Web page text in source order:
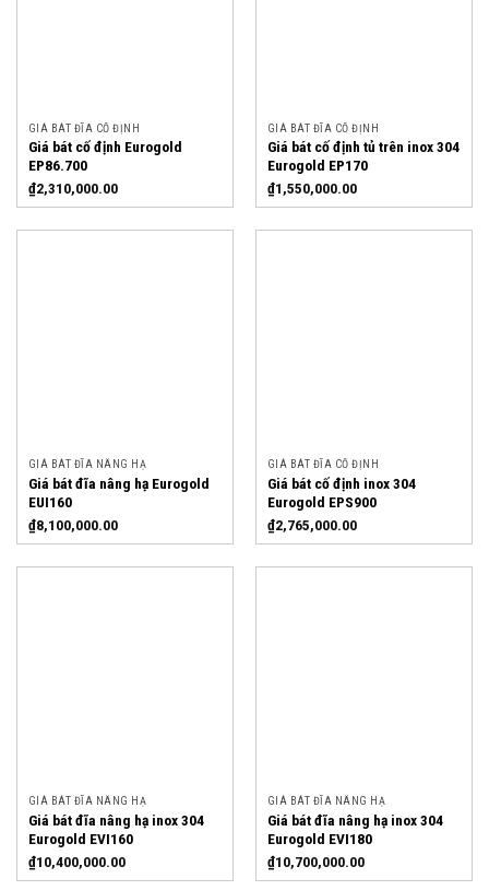
GIÁ BÁT ĐĨA CỐ ĐỊNH
Giá bát cố định Eurogold
EP86.700
₫2,310,000.00
GIÁ BÁT ĐĨA CỐ ĐỊNH
Giá bát cố định tủ trên inox 304
Eurogold EP170
₫1,550,000.00
GIÁ BÁT ĐĨA NÂNG HẠ
Giá bát đĩa nâng hạ Eurogold
EUI160
₫8,100,000.00
GIÁ BÁT ĐĨA CỐ ĐỊNH
Giá bát cố định inox 304
Eurogold EPS900
₫2,765,000.00
GIÁ BÁT ĐĨA NÂNG HẠ
Giá bát đĩa nâng hạ inox 304
Eurogold EVI160
₫10,400,000.00
GIÁ BÁT ĐĨA NÂNG HẠ
Giá bát đĩa nâng hạ inox 304
Eurogold EVI180
₫10,700,000.00